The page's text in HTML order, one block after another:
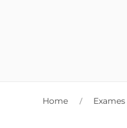
Home Exames